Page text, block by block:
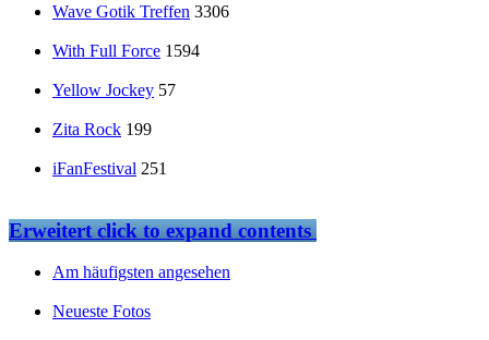
Wave Gotik Treffen 3306
With Full Force 1594
Yellow Jockey 57
Zita Rock 199
iFanFestival 251
Erweitertclick to expand contents
Am häufigsten angesehen
Neueste Fotos